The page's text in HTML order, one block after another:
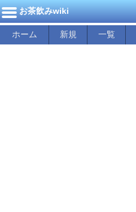
お茶飲みwiki
ホーム 新規 一覧